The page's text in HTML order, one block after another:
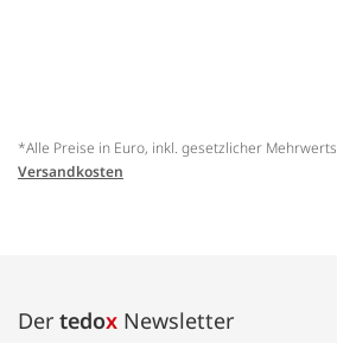
*Alle Preise in Euro, inkl. gesetzlicher
Versandkosten
Der tedox Newsletter